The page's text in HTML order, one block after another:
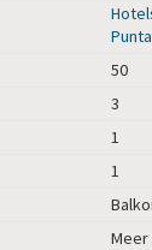
Punta
50
3
1
1
Meer